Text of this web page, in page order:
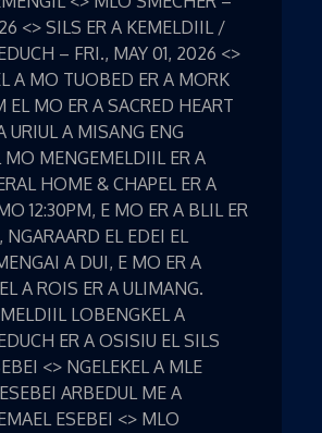
<> SILS ER A KEMELDIIL /
– FRI., MAY 01, 2026 <>
A MO TUOBED ER A MORK
EL MO ER A SACRED HEART
URIUL A MISANG ENG
MO MENGEMELDIIL ER A
HOME & CHAPEL ER A
12:30PM, E MO ER A BLIL ER
NGARAARD EL EDEI EL
A DUI, E MO ER A
A ROIS ER A ULIMANG.
LOBENGKEL A
ER A OSISIU EL SILS
<> NGELEKEL A MLE
ARBEDUL ME A
ESEBEI <> MLO